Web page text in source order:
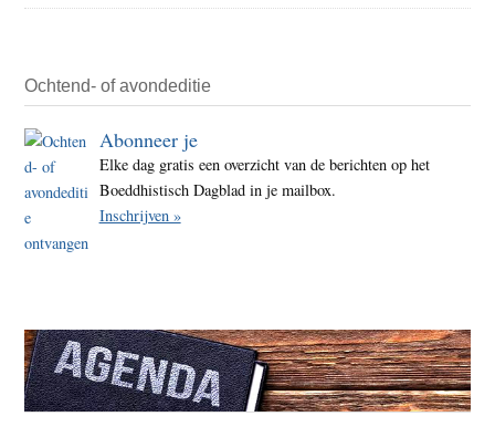
Ochtend- of avondeditie
Abonneer je
Elke dag gratis een overzicht van de berichten op het
Boeddhistisch Dagblad in je mailbox.
Inschrijven »